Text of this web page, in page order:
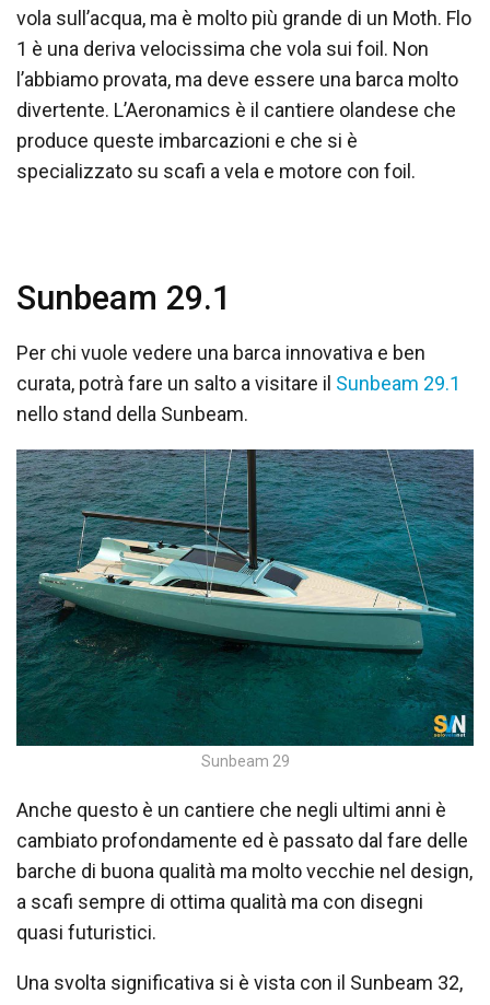
vola sull’acqua, ma è molto più grande di un Moth. Flo
1 è una deriva velocissima che vola sui foil. Non
l’abbiamo provata, ma deve essere una barca molto
divertente. L’Aeronamics è il cantiere olandese che
produce queste imbarcazioni e che si è
specializzato su scafi a vela e motore con foil.
Sunbeam 29.1
Per chi vuole vedere una barca innovativa e ben
curata, potrà fare un salto a visitare il Sunbeam 29.1
nello stand della Sunbeam.
Sunbeam 29
Anche questo è un cantiere che negli ultimi anni è
cambiato profondamente ed è passato dal fare delle
barche di buona qualità ma molto vecchie nel design,
a scafi sempre di ottima qualità ma con disegni
quasi futuristici.
Una svolta significativa si è vista con il Sunbeam 32,